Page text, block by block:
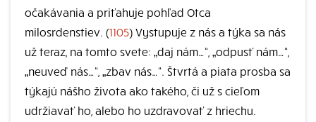
očakávania a priťahuje pohľad Otca
milosrdenstiev. (1105) Vystupuje z nás a týka sa nás
už teraz, na tomto svete: „daj nám…“, „odpusť nám…“,
„neuveď nás…“, „zbav nás…“. Štvrtá a piata prosba sa
týkajú nášho života ako takého, či už s cieľom
udržiavať ho, alebo ho uzdravovať z hriechu.